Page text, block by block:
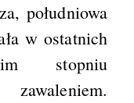
południowa
w ostatnich
stopniu